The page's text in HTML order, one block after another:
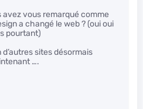
avez vous remarqué comme
a changé le web ? (oui oui
pourtant)
d’autres sites désormais
….